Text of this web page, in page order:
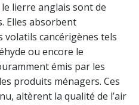
lierre anglais sont de
Elles absorbent
volatils cancérigènes tels
ou encore le
émis par les
produits ménagers. Ces
altèrent la qualité de l’air